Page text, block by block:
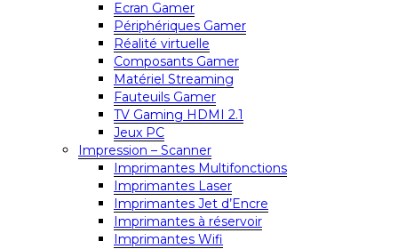
Ecran Gamer
Périphériques Gamer
Réalité virtuelle
Composants Gamer
Matériel Streaming
Fauteuils Gamer
TV Gaming HDMI 2.1
Jeux PC
Impression – Scanner
Imprimantes Multifonctions
Imprimantes Laser
Imprimantes Jet d’Encre
Imprimantes à réservoir
Imprimantes Wifi